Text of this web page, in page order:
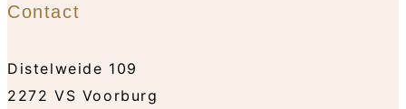
Contact
Distelweide 109
2272 VS Voorburg